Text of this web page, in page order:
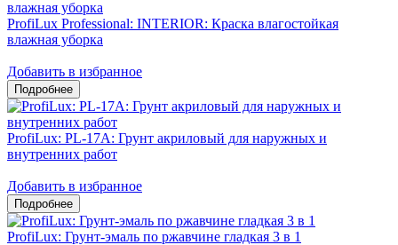
ProfiLux Professional: INTERIOR: Краска влагостойкая
влажная уборка
Добавить в избранное
ProfiLux: PL-17A: Грунт акриловый для наружных и
внутренних работ
Добавить в избранное
ProfiLux: Грунт-эмаль по ржавчине гладкая 3 в 1